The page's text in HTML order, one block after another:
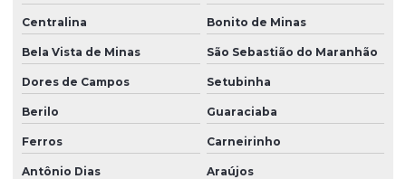
Centralina Bonito de Minas
Bela Vista de Minas São Sebastião do Maranhão
Dores de Campos Setubinha
Berilo Guaraciaba
Ferros Carneirinho
Antônio Dias Araújos